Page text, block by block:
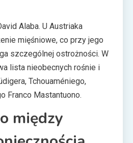
Alaba. U Austriaka
mięśniowe, co przy jego
szczególnej ostrożności. W
lista nieobecnych rośnie i
Tchouaméniego,
Franco Mastantuono.
między